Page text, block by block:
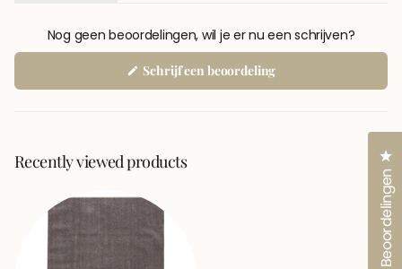
Nog geen beoordelingen, wil je er nu een schrijven?
Schrijf een beoordeling(Opent
een
Recently viewed products
Beoordelingen